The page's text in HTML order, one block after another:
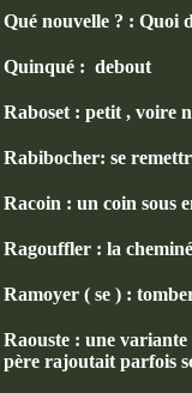
Qué nouvelle ? : Quoi
Quinqué : debout
Raboset : petit , voire
Rabibocher: se
Racoin : un coin sous
Ragouffler : la
Ramoyer ( se ) :
Raouste : une
père rajoutait parfois